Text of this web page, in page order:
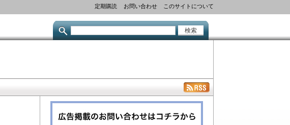
定期購読 お問い合わせ このサイトについて
索